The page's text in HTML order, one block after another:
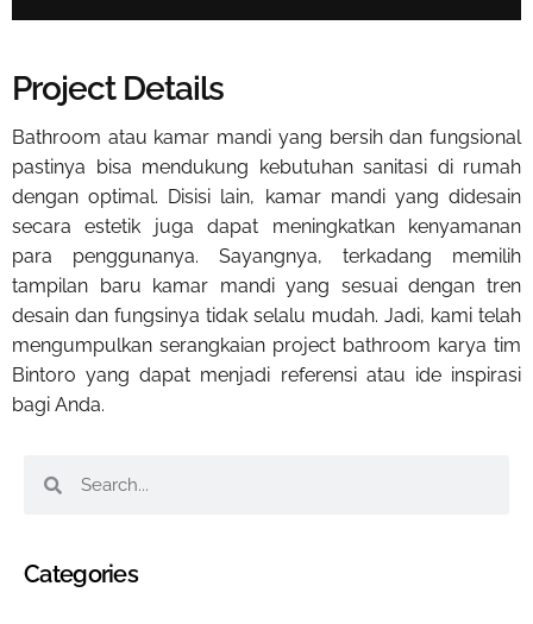
Project Details
Bathroom atau kamar mandi yang bersih dan fungsional
pastinya bisa mendukung kebutuhan sanitasi di rumah
dengan optimal. Disisi lain, kamar mandi yang didesain
secara estetik juga dapat meningkatkan kenyamanan
para penggunanya. Sayangnya, terkadang memilih
tampilan baru kamar mandi yang sesuai dengan tren
desain dan fungsinya tidak selalu mudah. Jadi, kami telah
mengumpulkan serangkaian project bathroom karya tim
Bintoro yang dapat menjadi referensi atau ide inspirasi
bagi Anda.
Categories